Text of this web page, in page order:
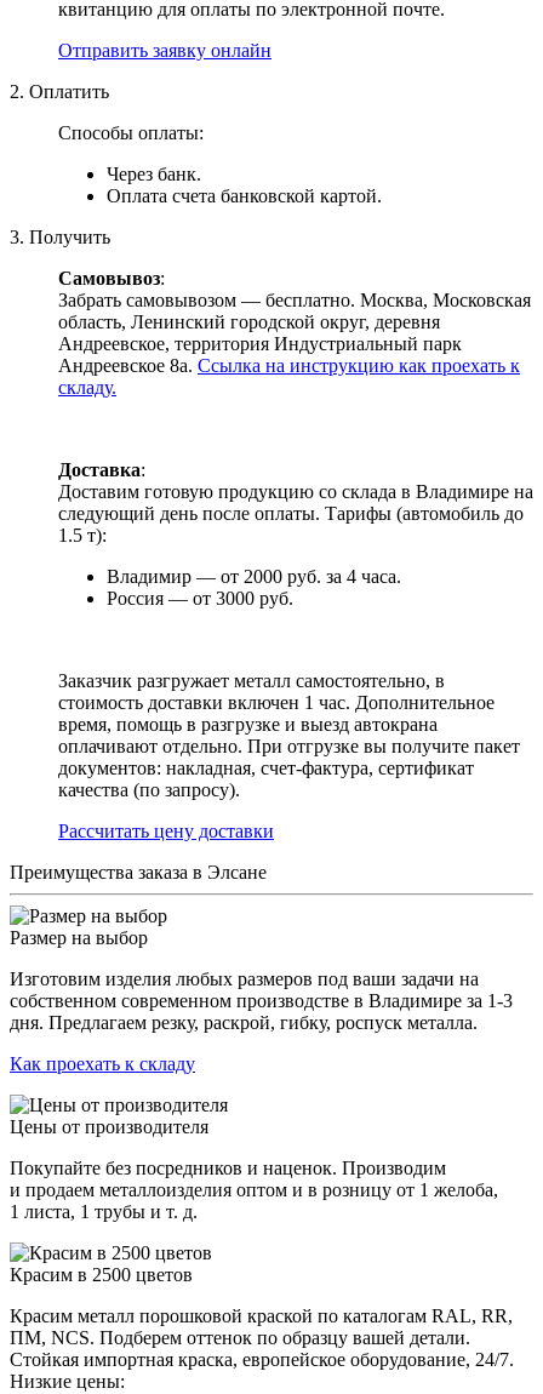
квитанцию для оплаты по электронной почте.
Отправить заявку онлайн
2. Оплатить
Способы оплаты:
Через банк.
Оплата счета банковской картой.
3. Получить
Самовывоз:
Забрать самовывозом — бесплатно. Москва, Московская
область, Ленинский городской округ, деревня
Андреевское, территория Индустриальный парк
Андреевское 8а. Ссылка на инструкцию как проехать к
складу.
Доставка:
Доставим готовую продукцию со склада в Владимире на
следующий день после оплаты. Тарифы (автомобиль до
1.5 т):
Владимир — от 2000 руб. за 4 часа.
Россия — от 3000 руб.
Заказчик разгружает металл самостоятельно, в
стоимость доставки включен 1 час. Дополнительное
время, помощь в разгрузке и выезд автокрана
оплачивают отдельно. При отгрузке вы получите пакет
документов: накладная, счет-фактура, сертификат
качества (по запросу).
Раcсчитать цену доставки
Преимущества заказа в Элсане
Размер на выбор
Изготовим изделия любых размеров под ваши задачи на
собственном современном производстве в Владимире за 1-3
дня. Предлагаем резку, раскрой, гибку, роспуск металла.
Как проехать к складу
Цены от производителя
Покупайте без посредников и наценок. Производим
и продаем металлоизделия оптом и в розницу от 1 желоба,
1 листа, 1 трубы и т. д.
Красим в 2500 цветов
Красим металл порошковой краской по каталогам RAL, RR,
ПМ, NCS. Подберем оттенок по образцу вашей детали.
Стойкая импортная краска, европейское оборудование, 24/7.
Низкие цены: